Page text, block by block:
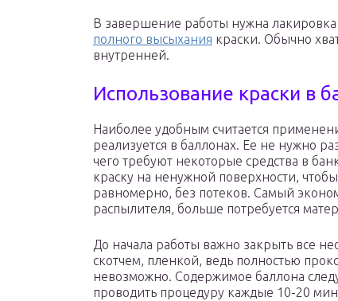
В завершение работы нужна
полного высыхания краски. Обычно
внутренней.
Использование краски в
Наиболее удобным считается
реализуется в баллонах. Ее не нужно
чего требуют некоторые средства в
краску на ненужной поверхности,
равномерно, без потеков. Самый
распылителя, больше потребуется
До начала работы важно закрыть все
скотчем, пленкой, ведь полностью
невозможно. Содержимое баллона
проводить процедуру каждые 10-20